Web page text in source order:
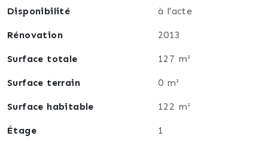
Disponibilité à l'acte
Rénovation 2013
Surface totale 127 m²
Surface terrain 0 m²
Surface habitable 122 m²
Étage 1